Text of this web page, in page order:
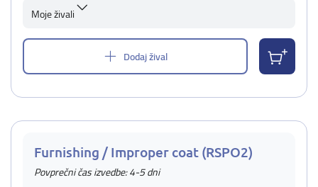
Moje živali
Dodaj žival
Furnishing / Improper coat (RSPO2)
Povprečni čas izvedbe: 4-5 dni